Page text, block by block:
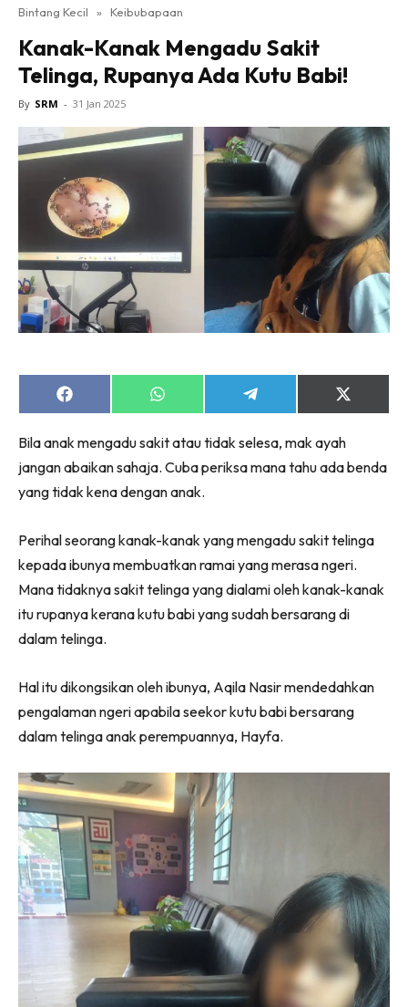
Bintang Kecil » Keibubapaan
Kanak-Kanak Mengadu Sakit
Telinga, Rupanya Ada Kutu Babi!
By SRM - 31 Jan 2025
Share
on
Share
on
Share
on
Share
on
(Twitter)
Bila anak mengadu sakit atau tidak selesa, mak ayah
jangan abaikan sahaja. Cuba periksa mana tahu ada benda
yang tidak kena dengan anak.
Perihal seorang kanak-kanak yang mengadu sakit telinga
kepada ibunya membuatkan ramai yang merasa ngeri.
Mana tidaknya sakit telinga yang dialami oleh kanak-kanak
itu rupanya kerana kutu babi yang sudah bersarang di
dalam telinga.
Hal itu dikongsikan oleh ibunya, Aqila Nasir mendedahkan
pengalaman ngeri apabila seekor kutu babi bersarang
dalam telinga anak perempuannya, Hayfa.